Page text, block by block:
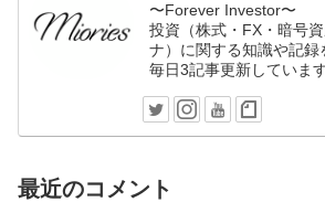
〜Forever Investor〜
投資（株式・FX・暗号
ナ）に関する知識や記録
毎日3記事更新しています
最近のコメント